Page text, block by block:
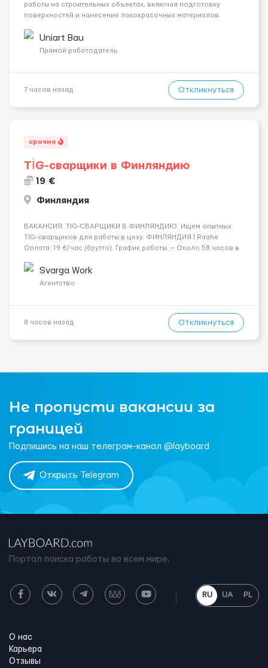
работы на строительных объектах, включая подготовку
поверхностей и нанесение лакокрасочных материалов.
профессионалов на месте, приглашения делаем только для
профессионалов с доказательным портф...
Uniart Bau
Прямой работодатель
7 часов назад Откликнуться
срочно
TİG-сварщики в Финляндию
19 €
Финляндия
​​ВАКАНСИЯ: TIG-СВАРЩИКИ В ФИНЛЯНДИЮ. Ищем опытных
TIG-сварщиков для работы в цеху. ФИНЛЯНДИЯ | Raahe
Оплата: 19 €/час (брутто). График работы: — Около 58 часов в
переработки. Дата начала: — Как можно скорее....
Svarga Work
Агентство
8 часов назад Откликнуться
Не пропусти вакансии за
границей
Подпишись на наш телеграм-канал @layboard
Открыть Telegram
Портал поиска работы во всем мире.
RU UA PL
О нас
Карьера
Отзывы